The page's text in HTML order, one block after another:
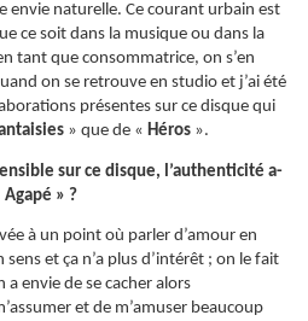
envie naturelle. Ce courant urbain est
ce soit dans la musique ou dans la
tant que consommatrice, on s’en
on se retrouve en studio et j’ai été
présentes sur ce disque qui
» que de « Héros ».
sur ce disque, l’authenticité a-
» ?
à un point où parler d’amour en
et ça n’a plus d’intérêt ; on le fait
envie de se cacher alors
et de m’amuser beaucoup